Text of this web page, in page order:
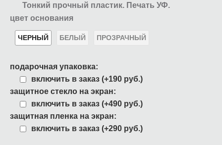
Тонкий прочный пластик. Печать УФ.
цвет основания
ЧЕРНЫЙ БЕЛЫЙ ПРОЗРАЧНЫЙ
подарочная упаковка:
включить в заказ (+190 руб.)
защитное стекло на экран:
включить в заказ (+490 руб.)
защитная пленка на экран:
включить в заказ (+290 руб.)